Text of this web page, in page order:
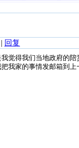
回复
觉得我们当地政府的
我家的事情发邮箱到上